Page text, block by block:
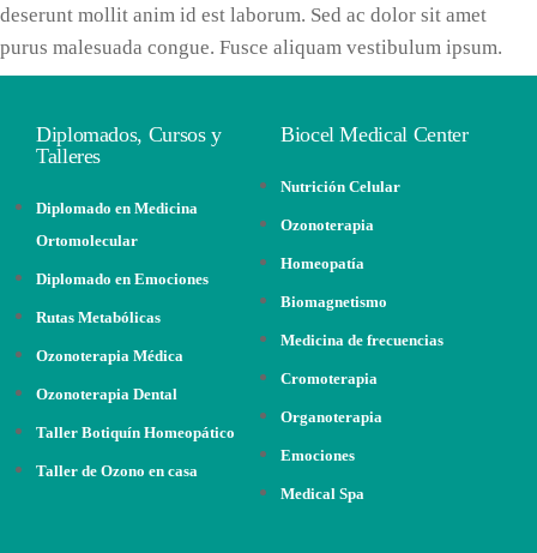
deserunt mollit anim id est laborum. Sed ac dolor sit amet
purus malesuada congue. Fusce aliquam vestibulum ipsum.
Diplomados, Cursos y
Talleres
Diplomado en Medicina
Ortomolecular
Diplomado en Emociones
Rutas Metabólicas
Ozonoterapia Médica
Ozonoterapia Dental
Taller Botiquín Homeopático
Taller de Ozono en casa
Biocel Medical Center
Nutrición Celular
Ozonoterapia
Homeopatía
Biomagnetismo
Medicina de frecuencias
Cromoterapia
Organoterapia
Emociones
Medical Spa